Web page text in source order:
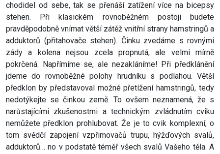
chodidel od sebe, tak se přenáší zatížení více na bicepsy
stehen. Při klasickém rovnoběžném postoji budete
pravděpodobně vnímat větší zátěž vnitřní strany hamstringů a
adduktorů (přitahovače stehen). Činku zvedáme s rovnými
zády a kolena nejsou zcela propnutá, ale velmi mírně
pokrčená. Napřímíme se, ale nezakláníme! Při předklánění
jdeme do rovnoběžné polohy hrudníku s podlahou. Větší
předklon by představoval možné přetížení hamstringů, tedy
nedotýkejte se činkou země. To ovšem neznamená, že s
narůstajícími zkušenostmi a technickým zvládnutím cviku
nemůžete předklon prohlubovat. Že je to cvik komplexní, o
tom svědčí zapojení vzpřimovačů trupu, hýžďových svalů,
adduktorů… no v podstatě téměř všech svalů Vašeho těla. A